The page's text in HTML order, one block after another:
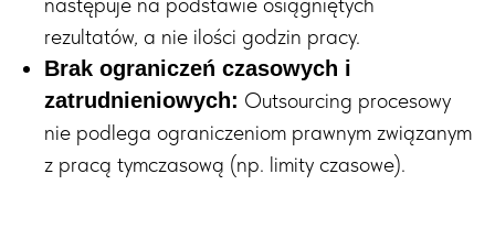
rezultatów, a nie ilości godzin pracy.
Brak ograniczeń czasowych i
zatrudnieniowych: Outsourcing procesowy
nie podlega ograniczeniom prawnym związanym
z pracą tymczasową (np. limity czasowe).